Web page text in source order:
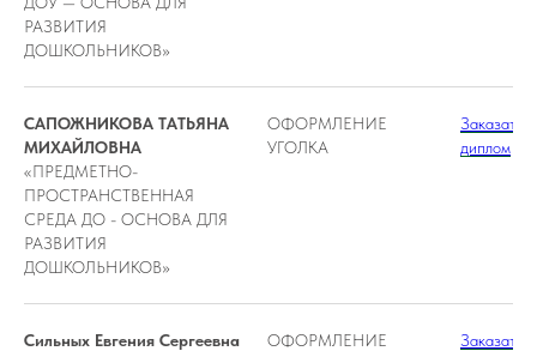
РАЗВИТИЯ
ДОШКОЛЬНИКОВ»
САПОЖНИКОВА ТАТЬЯНА
МИХАЙЛОВНА
«ПРЕДМЕТНО-
ПРОСТРАНСТВЕННАЯ
СРЕДА ДО - ОСНОВА ДЛЯ
РАЗВИТИЯ
ДОШКОЛЬНИКОВ»
ОФОРМЛЕНИЕ
УГОЛКА
Заказать
диплом
Сильных Евгения Сергеевна
ОФОРМЛЕНИЕ
Заказать